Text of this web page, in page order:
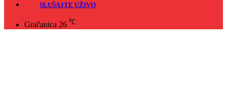
SLUŠAJTE UŽIVO
Gračanica 26 ℃